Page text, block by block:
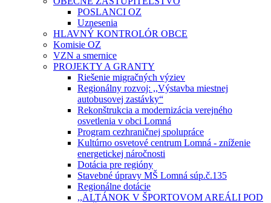
POSLANCI OZ
Uznesenia
HLAVNÝ KONTROLÓR OBCE
Komisie OZ
VZN a smernice
PROJEKTY A GRANTY
Riešenie migračných výziev
Regionálny rozvoj: ,,Výstavba miestnej
autobusovej zastávky“
Rekonštrukcia a modernizácia verejného
osvetlenia v obci Lomná
Program cezhraničnej spolupráce
Kultúrno osvetové centrum Lomná - zníženie
energetickej náročnosti
Dotácia pre regióny
Stavebné úpravy MŠ Lomná súp.č.135
Regionálne dotácie
,,ALTÁNOK V ŠPORTOVOM AREÁLI POD